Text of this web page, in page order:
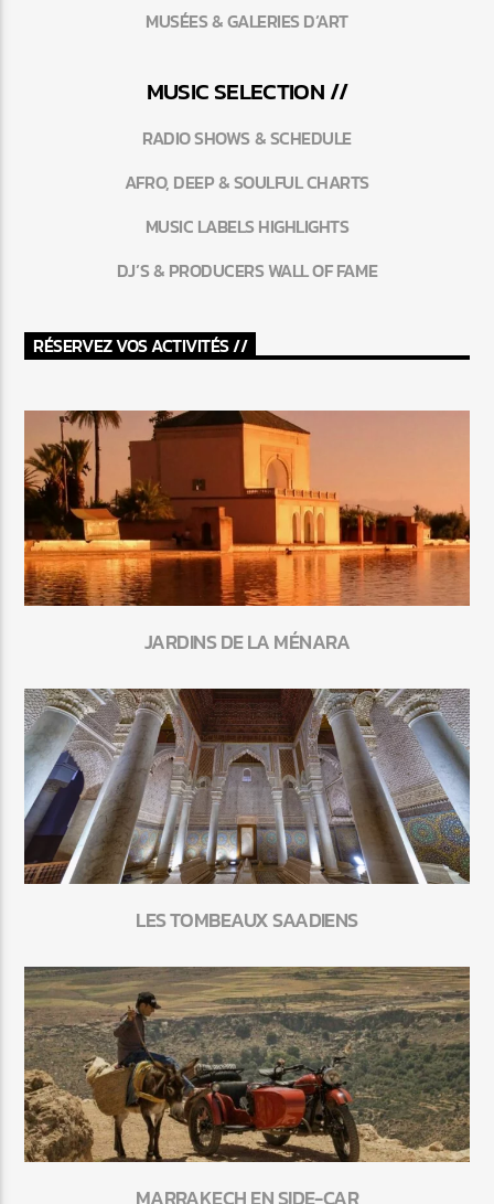
MUSÉES & GALERIES D’ART
MUSIC SELECTION //
RADIO SHOWS & SCHEDULE
AFRO, DEEP & SOULFUL CHARTS
MUSIC LABELS HIGHLIGHTS
DJ’S & PRODUCERS WALL OF FAME
RÉSERVEZ VOS ACTIVITÉS //
JARDINS DE LA MÉNARA
LES TOMBEAUX SAADIENS
MARRAKECH EN SIDE-CAR